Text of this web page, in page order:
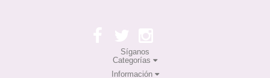
Síganos
Categorías
Información